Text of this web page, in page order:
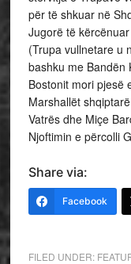
për të shkuar në
Jugorë të
(Trupa vullnetare u
bashku me Bandën
Bostonit mori pjesë
Marshallët
Vatrës dhe Miçe
Njoftimin e përcolli
Share via:
Facebook
FILED UNDER: